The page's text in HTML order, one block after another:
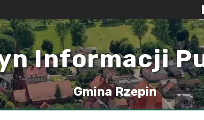
Informacji
Gmina Rzepin